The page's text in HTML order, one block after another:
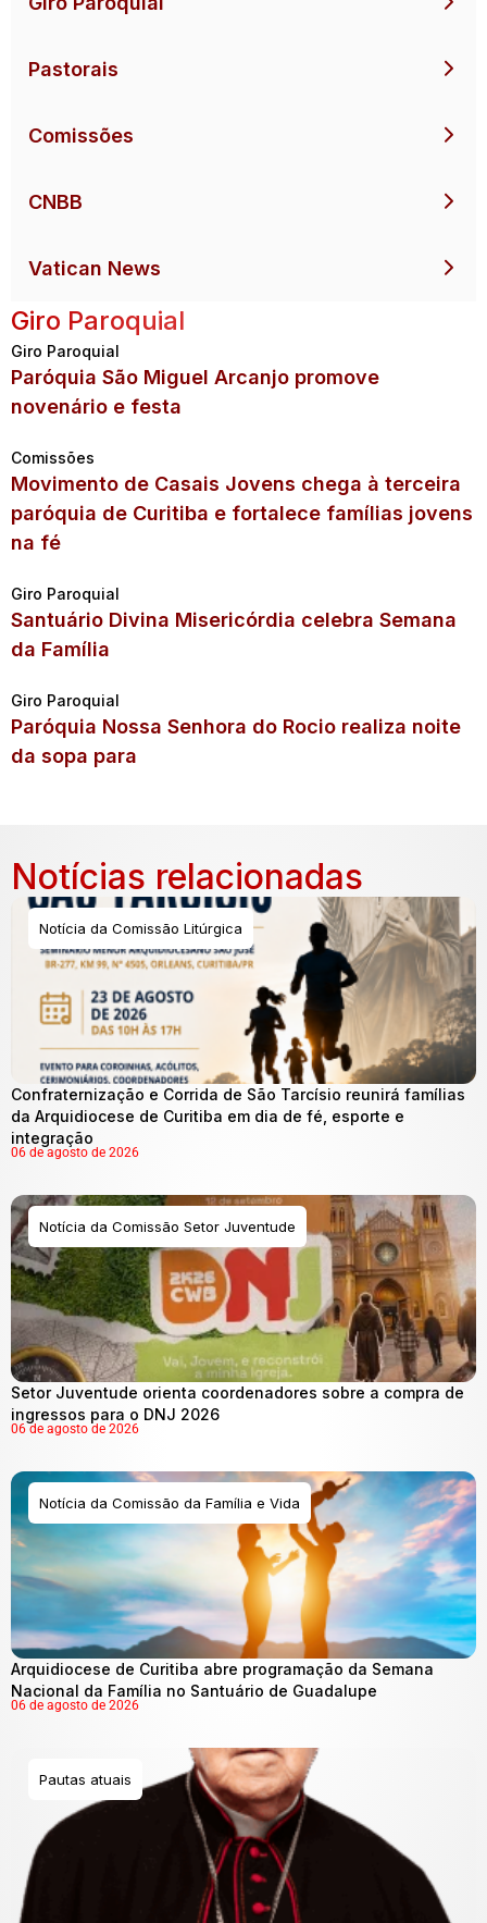
Pastorais
Comissões
CNBB
Vatican News
Giro Paroquial
Giro Paroquial
Paróquia São Miguel Arcanjo promove
novenário e festa
Comissões
Movimento de Casais Jovens chega à terceira
paróquia de Curitiba e fortalece famílias jovens
na fé
Giro Paroquial
Santuário Divina Misericórdia celebra Semana
da Família
Giro Paroquial
Paróquia Nossa Senhora do Rocio realiza noite
da sopa para
Notícias relacionadas
Notícia da Comissão Litúrgica
Confraternização e Corrida de São Tarcísio reunirá famílias
da Arquidiocese de Curitiba em dia de fé, esporte e
integração
06 de agosto de 2026
Notícia da Comissão Setor Juventude
Setor Juventude orienta coordenadores sobre a compra de
ingressos para o DNJ 2026
06 de agosto de 2026
Notícia da Comissão da Família e Vida
Arquidiocese de Curitiba abre programação da Semana
Nacional da Família no Santuário de Guadalupe
06 de agosto de 2026
Pautas atuais